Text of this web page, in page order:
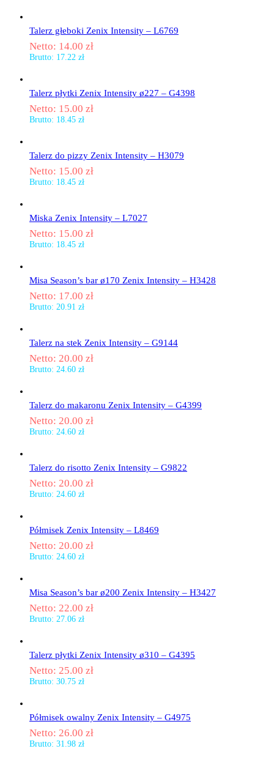
Talerz głeboki Zenix Intensity – L6769
Netto: 14.00 zł
Brutto: 17.22 zł
Talerz płytki Zenix Intensity ø227 – G4398
Netto: 15.00 zł
Brutto: 18.45 zł
Talerz do pizzy Zenix Intensity – H3079
Netto: 15.00 zł
Brutto: 18.45 zł
Miska Zenix Intensity – L7027
Netto: 15.00 zł
Brutto: 18.45 zł
Misa Season’s bar ø170 Zenix Intensity – H3428
Netto: 17.00 zł
Brutto: 20.91 zł
Talerz na stek Zenix Intensity – G9144
Netto: 20.00 zł
Brutto: 24.60 zł
Talerz do makaronu Zenix Intensity – G4399
Netto: 20.00 zł
Brutto: 24.60 zł
Talerz do risotto Zenix Intensity – G9822
Netto: 20.00 zł
Brutto: 24.60 zł
Półmisek Zenix Intensity – L8469
Netto: 20.00 zł
Brutto: 24.60 zł
Misa Season’s bar ø200 Zenix Intensity – H3427
Netto: 22.00 zł
Brutto: 27.06 zł
Talerz płytki Zenix Intensity ø310 – G4395
Netto: 25.00 zł
Brutto: 30.75 zł
Półmisek owalny Zenix Intensity – G4975
Netto: 26.00 zł
Brutto: 31.98 zł